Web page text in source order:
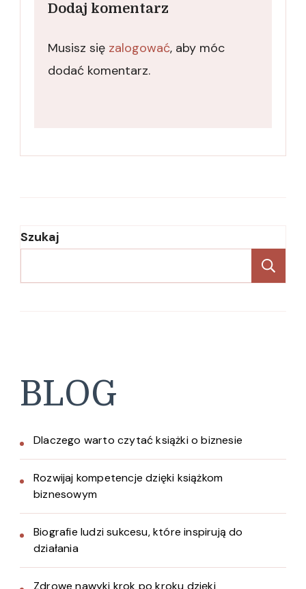
Dodaj komentarz
Musisz się zalogować, aby móc
dodać komentarz.
Szukaj
BLOG
Dlaczego warto czytać książki o biznesie
Rozwijaj kompetencje dzięki książkom
biznesowym
Biografie ludzi sukcesu, które inspirują do
działania
Zdrowe nawyki krok po kroku dzięki